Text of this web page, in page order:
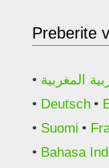
Preberite
المغربية
Deutsch
Suomi
Bahasa